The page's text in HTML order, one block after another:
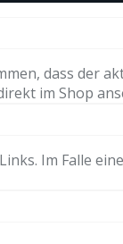
dass der
im Shop
Im Falle